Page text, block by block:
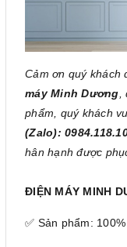
Cảm ơn quý khách
máy Minh Dương,
phẩm, quý khách
(Zalo):
hân hạnh được
ĐIỆN MÁY MINH
✅ Sản phẩm: